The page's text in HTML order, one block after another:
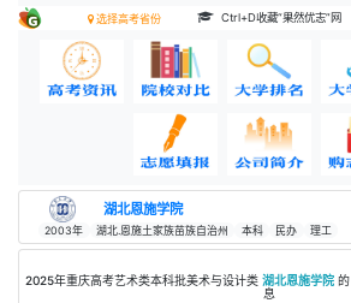
选择高考省份 Ctrl+D收藏“果然优志”网
湖北恩施学院
2003年 湖北.恩施土家族苗族自治州 本科 民办 理工
2025年重庆高考艺术类本科批美术与设计类 湖北恩施学院 的
息